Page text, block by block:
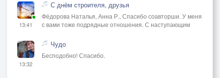
13:41
С днём строителя, друзья
Фёдорова Наталья, Анна Р., Спасибо соавторши. У меня
с вами тоже подрядные отношения. С наступающим
13:32
Чудо
Бесподобно! Спасибо.